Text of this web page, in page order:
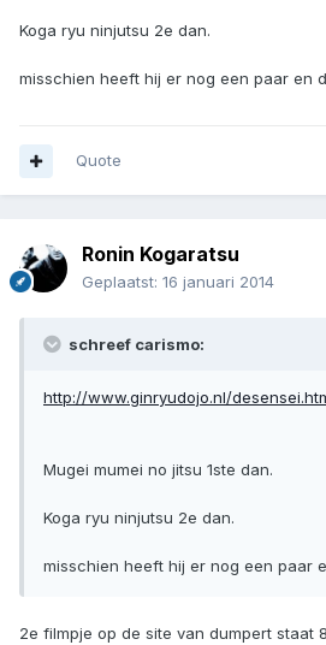
Koga ryu ninjutsu 2e dan.
misschien heeft hij er nog een paar en
Quote
Ronin Kogaratsu
Geplaatst: 16 januari 2014
schreef carismo:
http://www.ginryudojo.nl/
Mugei mumei no jitsu 1ste dan.
Koga ryu ninjutsu 2e dan.
misschien heeft hij er nog een paar
2e filmpje op de site van dumpert staat